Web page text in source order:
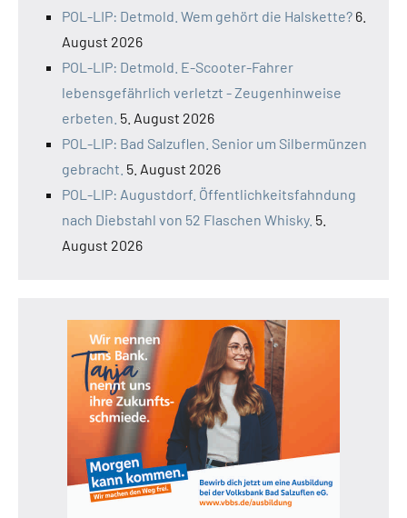
POL-LIP: Detmold. Wem gehört die Halskette? 6.
August 2026
POL-LIP: Detmold. E-Scooter-Fahrer
lebensgefährlich verletzt - Zeugenhinweise
erbeten. 5. August 2026
POL-LIP: Bad Salzuflen. Senior um Silbermünzen
gebracht. 5. August 2026
POL-LIP: Augustdorf. Öffentlichkeitsfahndung
nach Diebstahl von 52 Flaschen Whisky. 5.
August 2026